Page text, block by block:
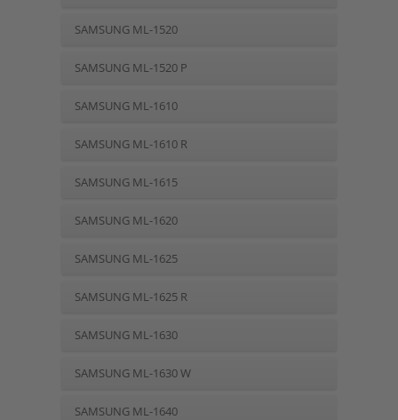
SAMSUNG ML-1520
SAMSUNG ML-1520 P
SAMSUNG ML-1610
SAMSUNG ML-1610 R
SAMSUNG ML-1615
SAMSUNG ML-1620
SAMSUNG ML-1625
SAMSUNG ML-1625 R
SAMSUNG ML-1630
SAMSUNG ML-1630 W
SAMSUNG ML-1640